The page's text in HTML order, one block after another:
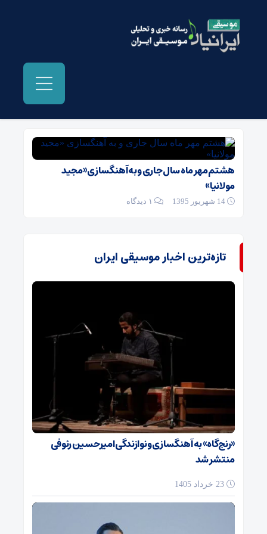
بایگانی‌ها کنسرت سور - موسیقی ایرانیان
هشتم مهر ماه سال جاری و به آهنگسازی «مجید
مولانیا»
۱ دیدگاه
تازه‌ترین اخبار موسیقی ایران
«رنج‌گاه» به آهنگسازی و نوازندگی امیرحسین رئوفی
منتشر شد